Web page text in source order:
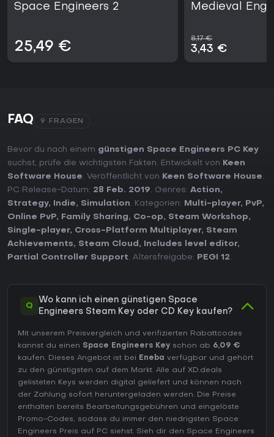
Space Engineers 2
25,49 €
Medieval
8,17 €
3,43 €
FAQ 9 FRAGEN
Bevor du nach einem günstigen Space Engineers PC Key
suchst, prüfe die wichtigsten Fakten. Entwickelt von
Keen
Software House. Veröffentlicht von Keen Software House.
PC Release-Datum: 28 Feb. 2019. Genres: Action,
Strategy, Indie, Simulation. Kategorien: Multi-player, PvP,
Online PvP, Family Sharing, Co-op, Steam Workshop,
Single-player, Cross-Platform Multiplayer, Steam
Achievements, Steam Cloud , Includes level editor,
Partial Controller Support. Altersfreigabe: PEGI 12.
Q
Wo kann ich einen günstigen Space
Engineers Steam Key oder CD Key kaufen?
Mit unserem Preisvergleich und verifizierten Rabattcodes
kannst du einen Space Engineers Key schon ab 6,09 €
kaufen. Dieses Angebot ist bei Eneba verfügbar und gehört
zu den günstigsten auf dem Markt. Alle auf XD.deals
gelisteten Keys werden digital geliefert und können nach
der Zahlung sofort heruntergeladen werden. Die Preise
enthalten bereits Bearbeitungsgebühren und eingelöste
Promo-Codes, sodass du immer den niedrigsten Space
Engineers Preis auf PC siehst. Sieh dir den Space Engineers